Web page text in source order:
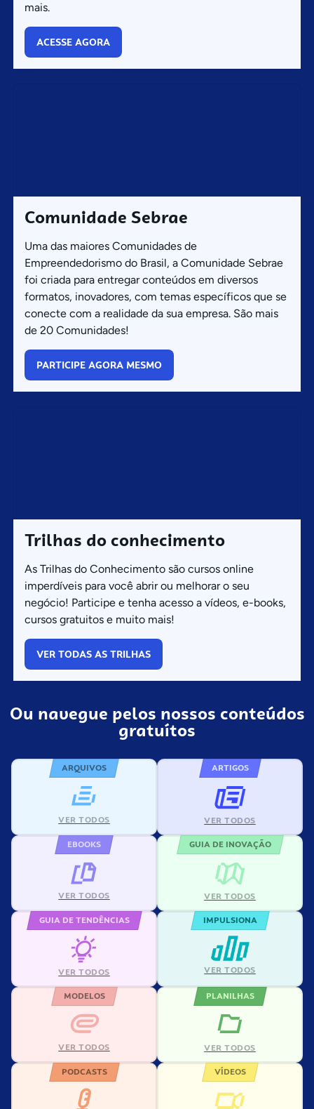
mais.
ACESSE AGORA
Comunidade Sebrae
Uma das maiores Comunidades de
Empreendedorismo do Brasil, a Comunidade Sebrae
foi criada para entregar conteúdos em diversos
formatos, inovadores, com temas específicos que se
conecte com a realidade da sua empresa. São mais
de 20 Comunidades!
PARTICIPE AGORA MESMO
Trilhas do conhecimento
As Trilhas do Conhecimento são cursos online
imperdíveis para você abrir ou melhorar o seu
negócio! Participe e tenha acesso a vídeos, e-books,
cursos gratuitos e muito mais!
VER TODAS AS TRILHAS
Ou navegue pelos nossos conteúdos
gratuítos
ARQUIVOS
VER TODOS
ARTIGOS
VER TODOS
EBOOKS
VER TODOS
GUIA DE INOVAÇÃO
VER TODOS
GUIA DE TENDÊNCIAS
VER TODOS
IMPULSIONA
VER TODOS
MODELOS
VER TODOS
PLANILHAS
VER TODOS
PODCASTS VÍDEOS